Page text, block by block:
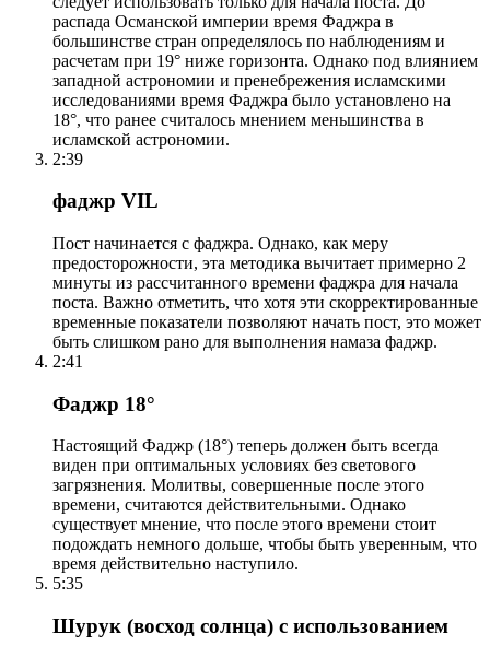
распада Османской империи время Фаджра в
большинстве стран определялось по наблюдениям и
расчетам при 19° ниже горизонта. Однако под влиянием
западной астрономии и пренебрежения исламскими
исследованиями время Фаджра было установлено на
18°, что ранее считалось мнением меньшинства в
исламской астрономии.
2:39
фаджр VIL
Пост начинается с фаджра. Однако, как меру
предосторожности, эта методика вычитает примерно 2
минуты из рассчитанного времени фаджра для начала
поста. Важно отметить, что хотя эти скорректированные
временные показатели позволяют начать пост, это может
быть слишком рано для выполнения намаза фаджр.
2:41
Фаджр 18°
Настоящий Фаджр (18°) теперь должен быть всегда
виден при оптимальных условиях без светового
загрязнения. Молитвы, совершенные после этого
времени, считаются действительными. Однако
существует мнение, что после этого времени стоит
подождать немного дольше, чтобы быть уверенным, что
время действительно наступило.
5:35
Шурук (восход солнца) с использованием